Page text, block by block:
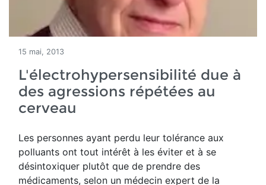
15 mai, 2013
L'électrohypersensibilité due à
des agressions répétées au
cerveau
Les personnes ayant perdu leur tolérance aux
polluants ont tout intérêt à les éviter et à se
désintoxiquer plutôt que de prendre des
médicaments, selon un médecin expert de la